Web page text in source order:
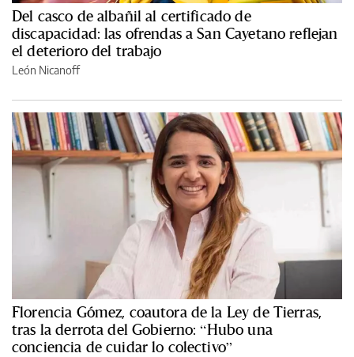
Del casco de albañil al certificado de
discapacidad: las ofrendas a San Cayetano reflejan
el deterioro del trabajo
León Nicanoff
Florencia Gómez, coautora de la Ley de Tierras,
tras la derrota del Gobierno: “Hubo una
conciencia de cuidar lo colectivo”